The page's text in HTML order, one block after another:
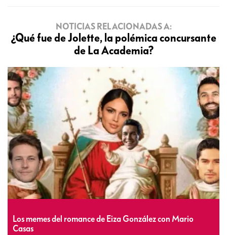
NOTICIAS RELACIONADAS A:
¿Qué fue de Jolette, la polémica concursante
de La Academia?
Los memes del romance de Eiza González con Mario
Casas